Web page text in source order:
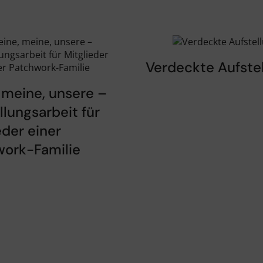
unsere –
für
einer
Familie
Verdeckte